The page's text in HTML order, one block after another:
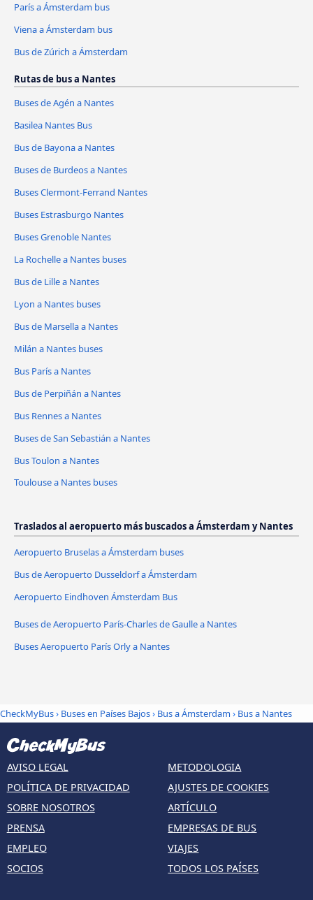
París a Ámsterdam bus
Viena a Ámsterdam bus
Bus de Zúrich a Ámsterdam
Rutas de bus a Nantes
Buses de Agén a Nantes
Basilea Nantes Bus
Bus de Bayona a Nantes
Buses de Burdeos a Nantes
Buses Clermont-Ferrand Nantes
Buses Estrasburgo Nantes
Buses Grenoble Nantes
La Rochelle a Nantes buses
Bus de Lille a Nantes
Lyon a Nantes buses
Bus de Marsella a Nantes
Milán a Nantes buses
Bus París a Nantes
Bus de Perpiñán a Nantes
Bus Rennes a Nantes
Buses de San Sebastián a Nantes
Bus Toulon a Nantes
Toulouse a Nantes buses
Traslados al aeropuerto más buscados a Ámsterdam y Nantes
Aeropuerto Bruselas a Ámsterdam buses
Bus de Aeropuerto Dusseldorf a Ámsterdam
Aeropuerto Eindhoven Ámsterdam Bus
Buses de Aeropuerto París-Charles de Gaulle a Nantes
Buses Aeropuerto París Orly a Nantes
CheckMyBus› Buses en Países Bajos› Bus a Ámsterdam › Bus a Nantes
AVISO LEGAL
POLÍTICA DE PRIVACIDAD
SOBRE NOSOTROS
PRENSA
EMPLEO
SOCIOS
METODOLOGIA
AJUSTES DE COOKIES
ARTÍCULO
EMPRESAS DE BUS
VIAJES
TODOS LOS PAÍSES